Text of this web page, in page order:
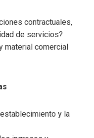
contractuales,
de servicios?
material comercial
y la